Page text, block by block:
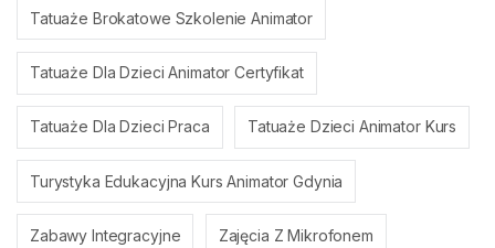
Tatuaże Brokatowe Szkolenie Animator
Tatuaże Dla Dzieci Animator Certyfikat
Tatuaże Dla Dzieci Praca Tatuaże Dzieci Animator Kurs
Turystyka Edukacyjna Kurs Animator Gdynia
Zabawy Integracyjne Zajęcia Z Mikrofonem